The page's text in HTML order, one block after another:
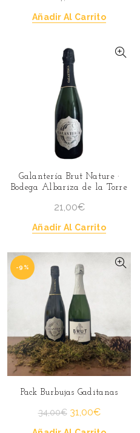
Añadir Al Carrito
Galantería Brut Nature ·
Bodega Albariza de la Torre
21,00€
Añadir Al Carrito
-9%
Pack Burbujas Gaditanas
34,00€ El
precio
31,00€El